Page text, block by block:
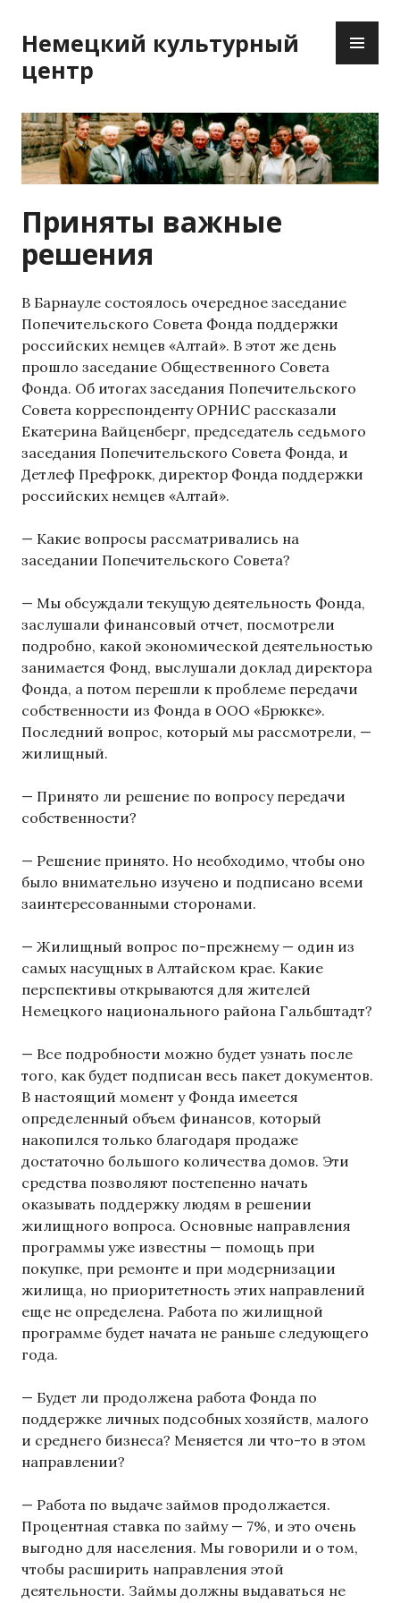
к
содержимому
Немецкий культурный
центр
Приняты важные
решения
В Барнауле состоялось очередное заседание
Попечительского Совета Фонда поддержки
российских немцев «Алтай». В этот же день
прошло заседание Общественного Совета
Фонда. Об итогах заседания Попечительского
Совета корреспонденту ОРНИС рассказали
Екатерина Вайценберг, председатель седьмого
заседания Попечительского Совета Фонда, и
Детлеф Префрокк, директор Фонда поддержки
российских немцев «Алтай».
— Какие вопросы рассматривались на
заседании Попечительского Совета?
— Мы обсуждали текущую деятельность Фонда,
заслушали финансовый отчет, посмотрели
подробно, какой экономической деятельностью
занимается Фонд, выслушали доклад директора
Фонда, а потом перешли к проблеме передачи
собственности из Фонда в ООО «Брюкке».
Последний вопрос, который мы рассмотрели, —
жилищный.
— Принято ли решение по вопросу передачи
собственности?
— Решение принято. Но необходимо, чтобы оно
было внимательно изучено и подписано всеми
заинтересованными сторонами.
— Жилищный вопрос по-прежнему — один из
самых насущных в Алтайском крае. Какие
перспективы открываются для жителей
Немецкого национального района Гальбштадт?
— Все подробности можно будет узнать после
того, как будет подписан весь пакет документов.
В настоящий момент у Фонда имеется
определенный объем финансов, который
накопился только благодаря продаже
достаточно большого количества домов. Эти
средства позволяют постепенно начать
оказывать поддержку людям в решении
жилищного вопроса. Основные направления
программы уже известны — помощь при
покупке, при ремонте и при модернизации
жилища, но приоритетность этих направлений
еще не определена. Работа по жилищной
программе будет начата не раньше следующего
года.
— Будет ли продолжена работа Фонда по
поддержке личных подсобных хозяйств, малого
и среднего бизнеса? Меняется ли что-то в этом
направлении?
— Работа по выдаче займов продолжается.
Процентная ставка по займу — 7%, и это очень
выгодно для населения. Мы говорили и о том,
чтобы расширить направления этой
деятельности. Займы должны выдаваться не